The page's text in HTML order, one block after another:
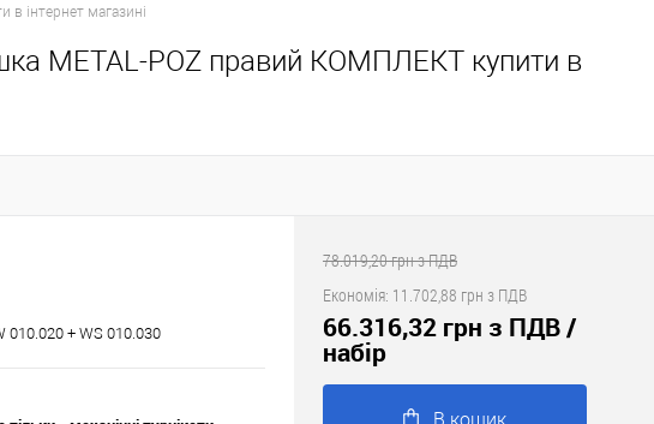
інтернет магазині
METAL-POZ правий КОМПЛЕКТ купити в
010.020 + WS 010.030
78.019,20 грн з ПДВ
Економія: 11.702,88 грн з ПДВ
66.316,32 грн з ПДВ/
набір